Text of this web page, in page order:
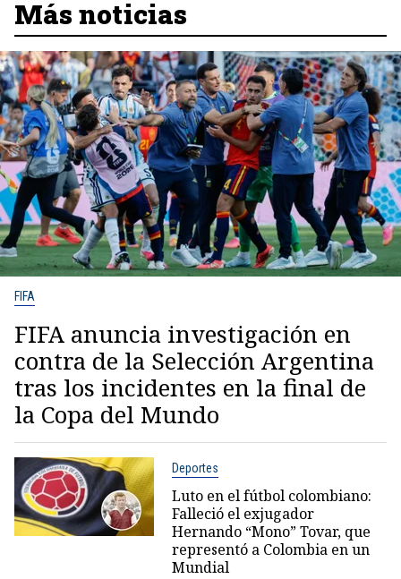
Más noticias
FIFA
FIFA anuncia investigación en
contra de la Selección Argentina
tras los incidentes en la final de
la Copa del Mundo
Deportes
Luto en el fútbol colombiano:
Falleció el exjugador
Hernando “Mono” Tovar, que
representó a Colombia en un
Mundial